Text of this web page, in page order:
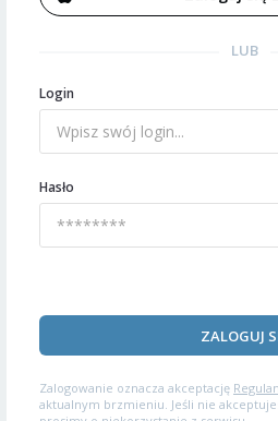
LUB
Login
Hasło
ZALOGUJ
Zalogowanie oznacza akceptację
aktualnym brzmieniu. Jeśli nie